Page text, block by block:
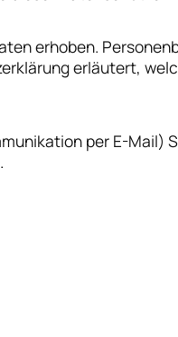
erhoben.
erläutert,
per E-Mail)